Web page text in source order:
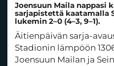
Joensuun Maila nappasi
sarjapistettä kaatamalla
lukemin 2–0 (4–3, 9–1).
Äitienpäivän sarja-
Stadionin lämpöön
Joensuun Mailan ja